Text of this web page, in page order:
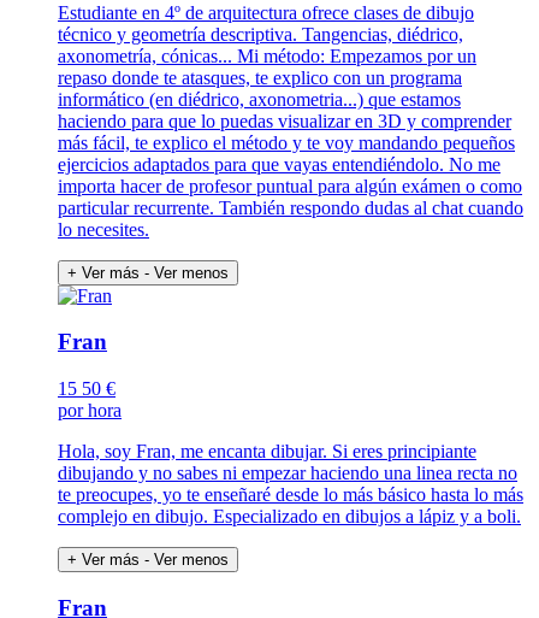
Estudiante en 4º de arquitectura ofrece clases de dibujo
técnico y geometría descriptiva. Tangencias, diédrico,
axonometría, cónicas... Mi método: Empezamos por un
repaso donde te atasques, te explico con un programa
informático (en diédrico, axonometria...) que estamos
haciendo para que lo puedas visualizar en 3D y comprender
más fácil, te explico el método y te voy mandando pequeños
ejercicios adaptados para que vayas entendiéndolo. No me
importa hacer de profesor puntual para algún exámen o como
particular recurrente. También respondo dudas al chat cuando
lo necesites.
+ Ver más - Ver menos
Fran
15 50 €
por hora
Hola, soy Fran, me encanta dibujar. Si eres principiante
dibujando y no sabes ni empezar haciendo una linea recta no
te preocupes, yo te enseñaré desde lo más básico hasta lo más
complejo en dibujo. Especializado en dibujos a lápiz y a boli.
+ Ver más - Ver menos
Fran